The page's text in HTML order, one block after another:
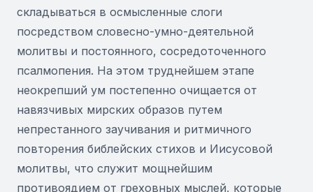
складываться в осмысленные слоги
посредством словесно-умно-деятельной
молитвы и постоянного, сосредоточенного
псалмопения. На этом труднейшем этапе
неокрепший ум постепенно очищается от
навязчивых мирских образов путем
непрестанного заучивания и ритмичного
повторения библейских стихов и Иисусовой
молитвы, что служит мощнейшим
противоядием от греховных мыслей, которые